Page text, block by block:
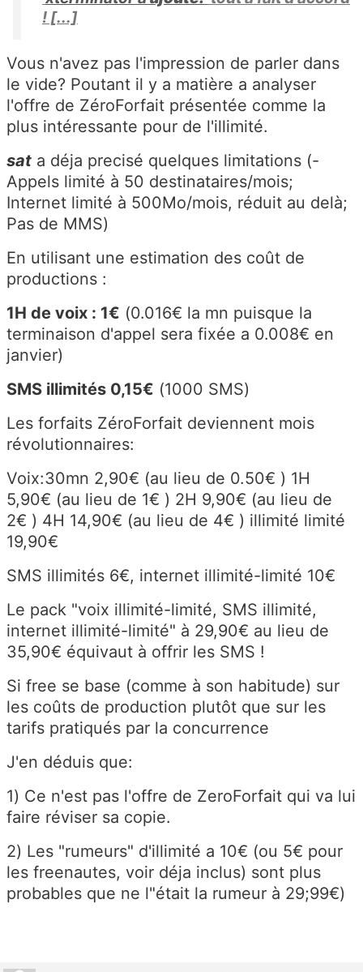
! [...]
Vous n'avez pas l'impression de parler dans
le vide? Poutant il y a matière a analyser
l'offre de ZéroForfait présentée comme la
plus intéressante pour de l'illimité.
sat a déja precisé quelques limitations (-
Appels limité à 50 destinataires/mois;
Internet limité à 500Mo/mois, réduit au delà;
Pas de MMS)
En utilisant une estimation des coût de
productions :
1H de voix : 1€ (0.016€ la mn puisque la
terminaison d'appel sera fixée a 0.008€ en
janvier)
SMS illimités 0,15€ (1000 SMS)
Les forfaits ZéroForfait deviennent mois
révolutionnaires:
Voix:30mn 2,90€ (au lieu de 0.50€ ) 1H
5,90€ (au lieu de 1€ ) 2H 9,90€ (au lieu de
2€ ) 4H 14,90€ (au lieu de 4€ ) illimité limité
19,90€
SMS illimités 6€, internet illimité-limité 10€
Le pack "voix illimité-limité, SMS illimité,
internet illimité-limité" à 29,90€ au lieu de
35,90€ équivaut à offrir les SMS !
Si free se base (comme à son habitude) sur
les coûts de production plutôt que sur les
tarifs pratiqués par la concurrence
J'en déduis que:
1) Ce n'est pas l'offre de ZeroForfait qui va lui
faire réviser sa copie.
2) Les "rumeurs" d'illimité a 10€ (ou 5€ pour
les freenautes, voir déja inclus) sont plus
probables que ne l"était la rumeur à 29;99€)